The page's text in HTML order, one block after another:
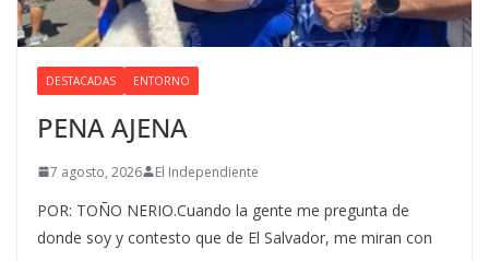
DESTACADAS ENTORNO
PENA AJENA
7 agosto, 2026 El Independiente
POR: TOÑO NERIO.Cuando la gente me pregunta de
donde soy y contesto que de El Salvador, me miran con